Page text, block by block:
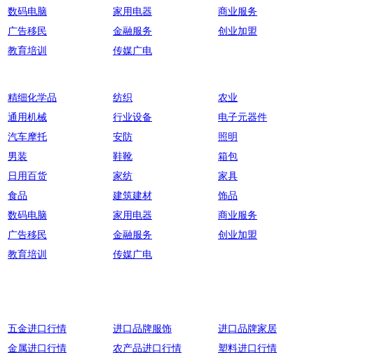
数码电脑 家用电器
商业服务
广告移民 金融服务
创业加盟
教育培训 传媒广电
精细化学品 纺织
农业
通用机械 行业设备
电子元器件
汽车摩托 安防
照明
男装 鞋靴
箱包
日用百货 家纺
家具
食品 建筑建材
饰品
数码电脑 家用电器
商业服务
广告移民 金融服务
创业加盟
教育培训 传媒广电
五金进口行情 进口品牌服饰
进口品牌家居
金属进口行情 农产品进口行情 塑料进口行情